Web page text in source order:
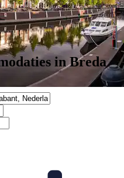
in Breda